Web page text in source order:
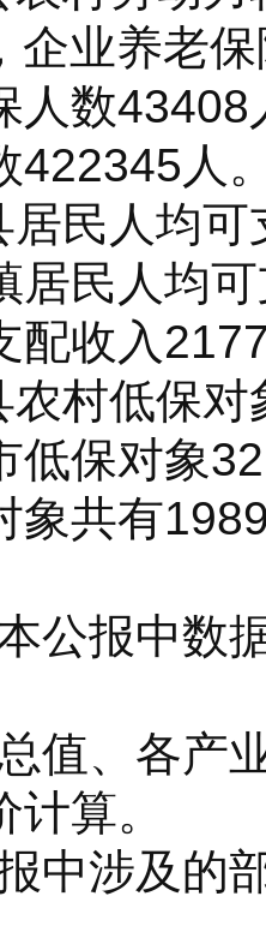
企业养老
人数
422345人
居民人均
居民人均
配收入
农村低保
低保对象
象共有
公报中数
值、各产
算。
中涉及的